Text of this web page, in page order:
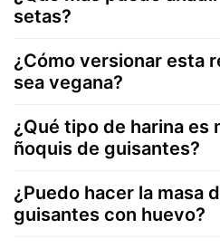
setas?
¿Cómo versionar esta
sea vegana?
¿Qué tipo de harina es
ñoquis de guisantes?
¿Puedo hacer la masa
guisantes con huevo?